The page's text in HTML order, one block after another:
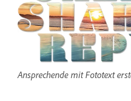
Ansprechende mit Fototext